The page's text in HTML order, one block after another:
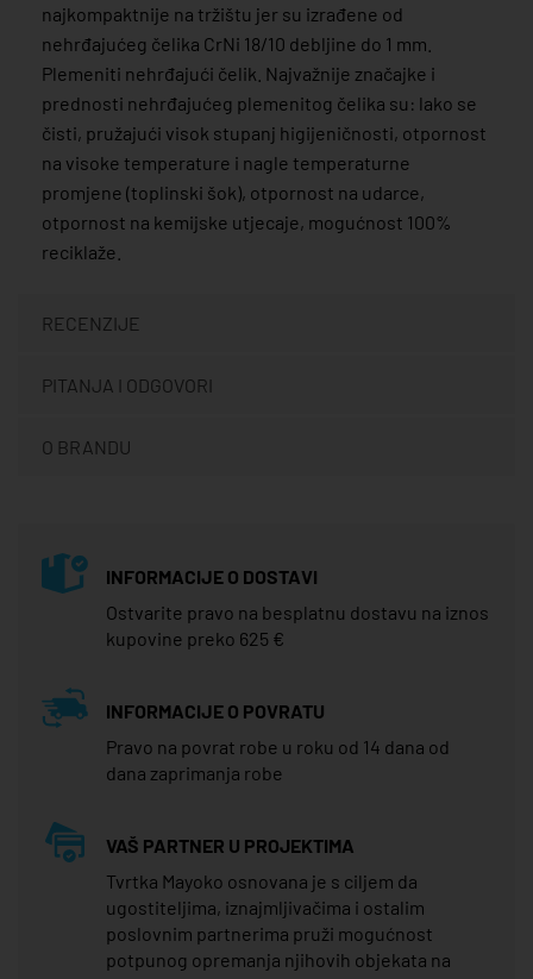
najkompaktnije na tržištu jer su izrađene od
nehrđajućeg čelika CrNi 18/10 debljine do 1 mm.
Plemeniti nehrđajući čelik. Najvažnije značajke i
prednosti nehrđajućeg plemenitog čelika su: lako se
čisti, pružajući visok stupanj higijeničnosti, otpornost
na visoke temperature i nagle temperaturne
promjene (toplinski šok), otpornost na udarce,
otpornost na kemijske utjecaje, mogućnost 100%
reciklaže.
RECENZIJE
PITANJA I ODGOVORI
O BRANDU
INFORMACIJE O DOSTAVI
Ostvarite pravo na besplatnu dostavu na iznos
kupovine preko 625 €
INFORMACIJE O POVRATU
Pravo na povrat robe u roku od 14 dana od
dana zaprimanja robe
VAŠ PARTNER U PROJEKTIMA
Tvrtka Mayoko osnovana je s ciljem da
ugostiteljima, iznajmljivačima i ostalim
poslovnim partnerima pruži mogućnost
potpunog opremanja njihovih objekata na